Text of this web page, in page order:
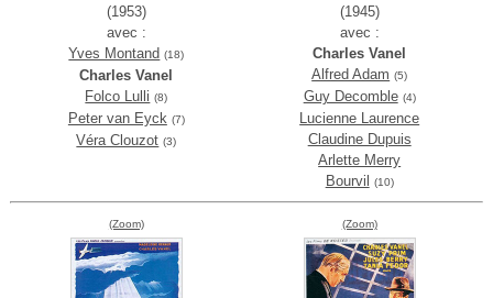
(1953)
avec :
Yves Montand (18)
Charles Vanel
Folco Lulli (8)
Peter van Eyck (7)
Véra Clouzot (3)
(1945)
avec :
Charles Vanel
Alfred Adam (5)
Guy Decomble (4)
Lucienne Laurence
Claudine Dupuis
Arlette Merry
Bourvil
(10)
(Zoom) (Zoom)